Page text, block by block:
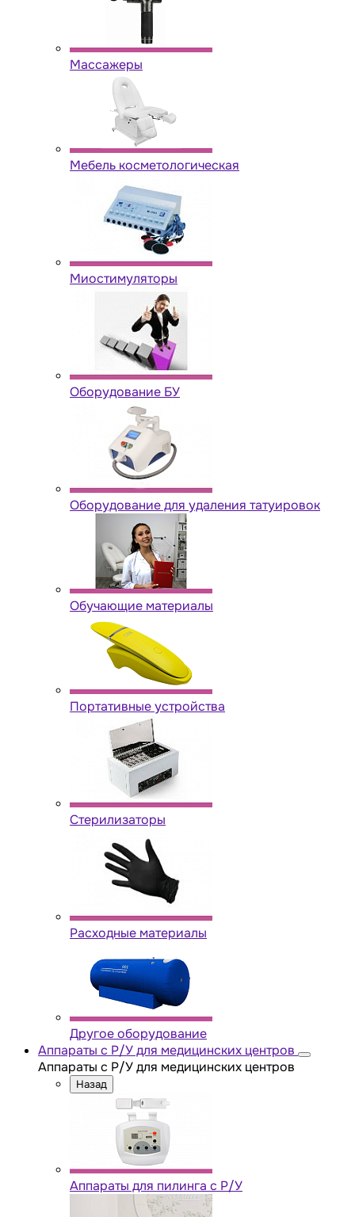
Массажеры
Мебель косметологическая
Миостимуляторы
Оборудование БУ
Оборудование для удаления татуировок
Обучающие материалы
Портативные устройства
Стерилизаторы
Расходные материалы
Другое оборудование
Аппараты с Р/У для медицинских центров
Аппараты с Р/У для медицинских центров
Назад
Аппараты для пилинга с Р/У